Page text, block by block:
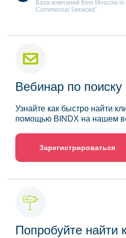
База компаний from Moscow
Commercial Services"
Вебинар по поиску
Узнайте как быстро найти
помощью BINDX на нашем
Зарегистрироваться
Попробуйте найти